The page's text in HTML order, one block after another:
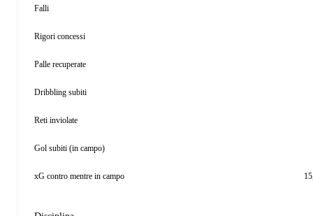
Falli
Rigori concessi
Palle recuperate
Dribbling subiti
Reti inviolate
Gol subiti (in campo)
xG contro mentre in campo